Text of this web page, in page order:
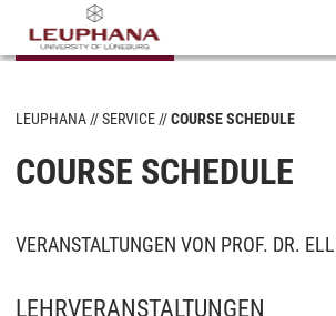
LEUPHANA SERVICE COURSE SCHEDULE
COURSE SCHEDULE
VERANSTALTUNGEN VON PROF. DR.
LEHRVERANSTALTUNGEN